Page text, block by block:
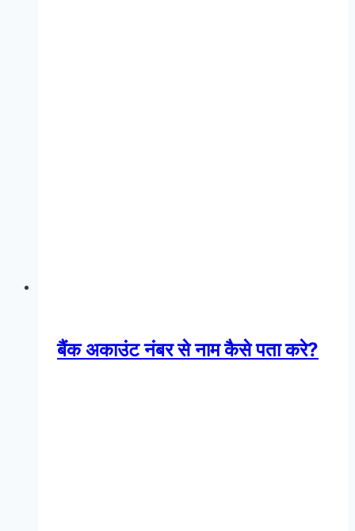
बैंक अकाउंट नंबर से नाम कैसे पता करे?